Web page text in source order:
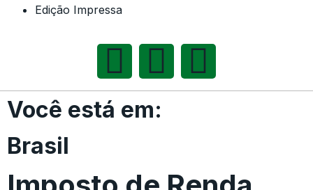
Edição Impressa
Você está em:
Brasil